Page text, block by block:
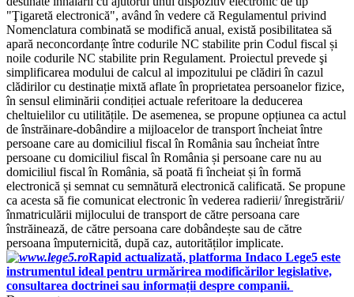
"Ţigaretă electronică", având în vedere că Regulamentul privind
Nomenclatura combinată se modifică anual, există posibilitatea să
apară neconcordanțe între codurile NC stabilite prin Codul fiscal și
noile codurile NC stabilite prin Regulament. Proiectul prevede şi
simplificarea modului de calcul al impozitului pe clădiri în cazul
clădirilor cu destinație mixtă aflate în proprietatea persoanelor fizice,
în sensul eliminării condiției actuale referitoare la deducerea
cheltuielilor cu utilitățile. De asemenea, se propune opțiunea ca actul
de înstrăinare-dobândire a mijloacelor de transport încheiat între
persoane care au domiciliul fiscal în România sau încheiat între
persoane cu domiciliul fiscal în România și persoane care nu au
domiciliul fiscal în România, să poată fi încheiat și în formă
electronică și semnat cu semnătură electronică calificată. Se propune
ca acesta să fie comunicat electronic în vederea radierii/ înregistrării/
înmatriculării mijlocului de transport de către persoana care
înstrăinează, de către persoana care dobândește sau de către
persoana împuternicită, după caz, autorităților implicate.
Rapid actualizată, platforma Indaco Lege5 este
instrumentul ideal pentru urmărirea modificărilor legislative,
consultarea doctrinei sau informații despre companii.